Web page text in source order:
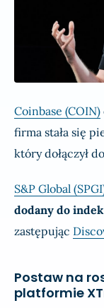
Coinbase (COIN)
firma stała się
który dołączył do
S&P Global
dodany do
zastępując
Postaw na
platformie